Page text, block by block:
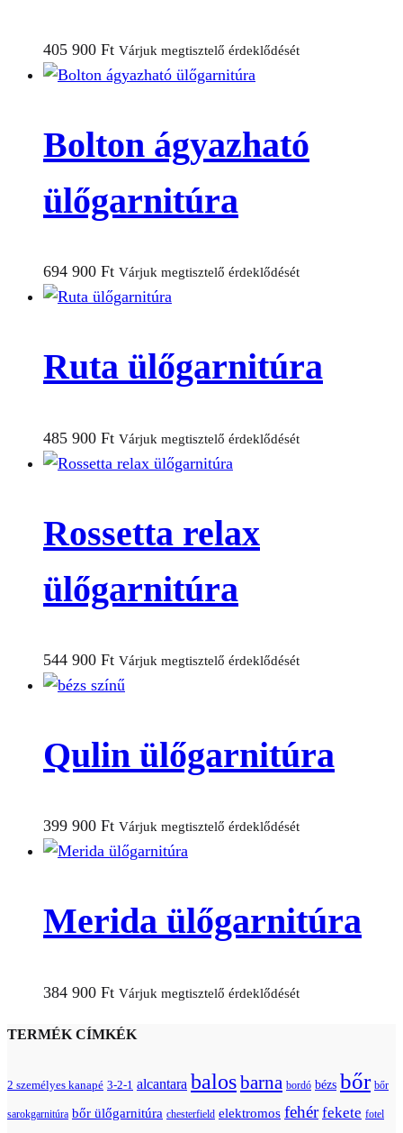
405 900 Ft Várjuk megtisztelő érdeklődését
Bolton ágyazható
ülőgarnitúra
694 900 Ft Várjuk megtisztelő érdeklődését
Ruta ülőgarnitúra
485 900 Ft Várjuk megtisztelő érdeklődését
Rossetta relax
ülőgarnitúra
544 900 Ft Várjuk megtisztelő érdeklődését
Qulin ülőgarnitúra
399 900 Ft Várjuk megtisztelő érdeklődését
Merida ülőgarnitúra
384 900 Ft Várjuk megtisztelő érdeklődését
TERMÉK CÍMKÉK
2 személyes kanapé 3-2-1 alcantara balosbarna bordó bézs bőr bőr
sarokgarnitúra bőr ülőgarnitúra chesterfield elektromos fehér fekete fotel